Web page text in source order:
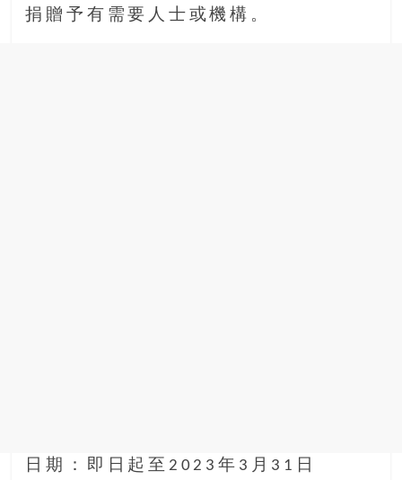
捐贈予有需要人士或機構。
日期：即日起至2023年3月31日